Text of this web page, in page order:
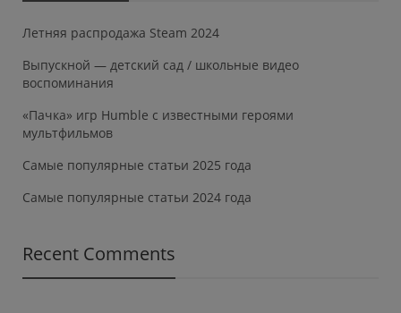
Летняя распродажа Steam 2024
Выпускной — детский сад / школьные видео
воспоминания
«Пачка» игр Humble с известными героями
мультфильмов
Самые популярные статьи 2025 года
Самые популярные статьи 2024 года
Recent Comments